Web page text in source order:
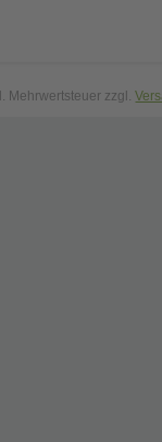
Mehrwertsteuer zzgl.